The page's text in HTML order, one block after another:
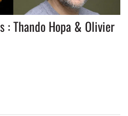
: Thando Hopa & Olivier